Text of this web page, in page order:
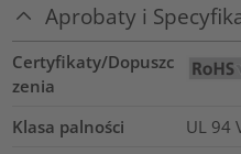
Aprobaty i
Certyfikaty/Dopuszc
zenia
Klasa palności
UL 94